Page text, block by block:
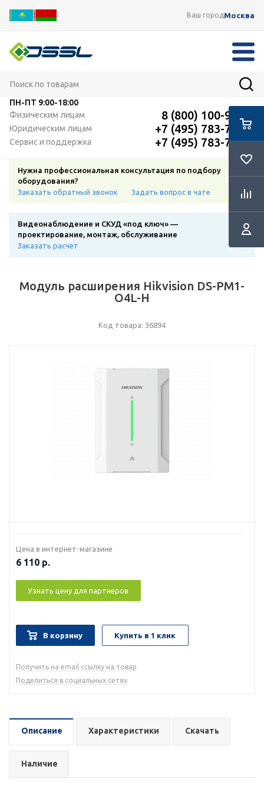
Ваш городМосква
ПН-ПТ 9:00-18:00
Физическим лицам
8 (800) 100-91-12
Юридическим лицам +7 (495) 783-72-87
Сервис и поддержка +7 (495) 783-72-87
Нужна профессиональная консультация по подбору
оборудования?
Заказать обратный звонок
Задать вопрос в чате
Видеонаблюдение и СКУД «под ключ» —
проектирование, монтаж, обслуживание
Заказать расчет
Модуль расширения Hikvision DS-PM1-
O4L-H
Код товара: 36894
Цена в интернет-магазине
6 110 р.
Узнать цену для партнеров
В корзину Купить в 1 клик
Получить на email ссылку на товар
Поделиться в социальных сетях
Описание Характеристики Скачать
Наличие